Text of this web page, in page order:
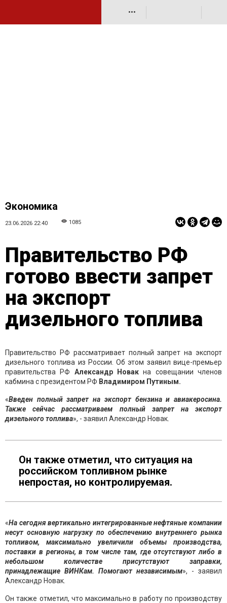
•••
Экономика
23.06.2026 22:40 1085
Правительство РФ
готово ввести запрет
на экспорт
дизельного топлива
Правительство РФ рассматривает полный запрет на экспорт
дизельного топлива из России. Об этом заявил вице-премьер
правительства РФ Александр Новакна совещании членов
кабмина с президентом РФ Владимиром Путиным.
«Введен полный запрет на экспорт бензина и авиакеросина.
Также сейчас рассматриваем полный запрет на экспорт
дизельноготоплива», - заявил Александр Новак.
Он также отметил, что ситуация на
российском топливном рынке
непростая, но контролируемая.
«На сегодня вертикально интегрированные нефтяные компании
несут основную нагрузку по обеспечению внутреннего рынка
топливом, максимально увеличили объемы производства,
поставки в регионы, в том числе там, где отсутствуют либо в
небольшом количестве присутствуют заправки,
принадлежащие ВИНКам. Помогают независимым», - заявил
Александр Новак.
Он также отметил, что максимально в работу по производству